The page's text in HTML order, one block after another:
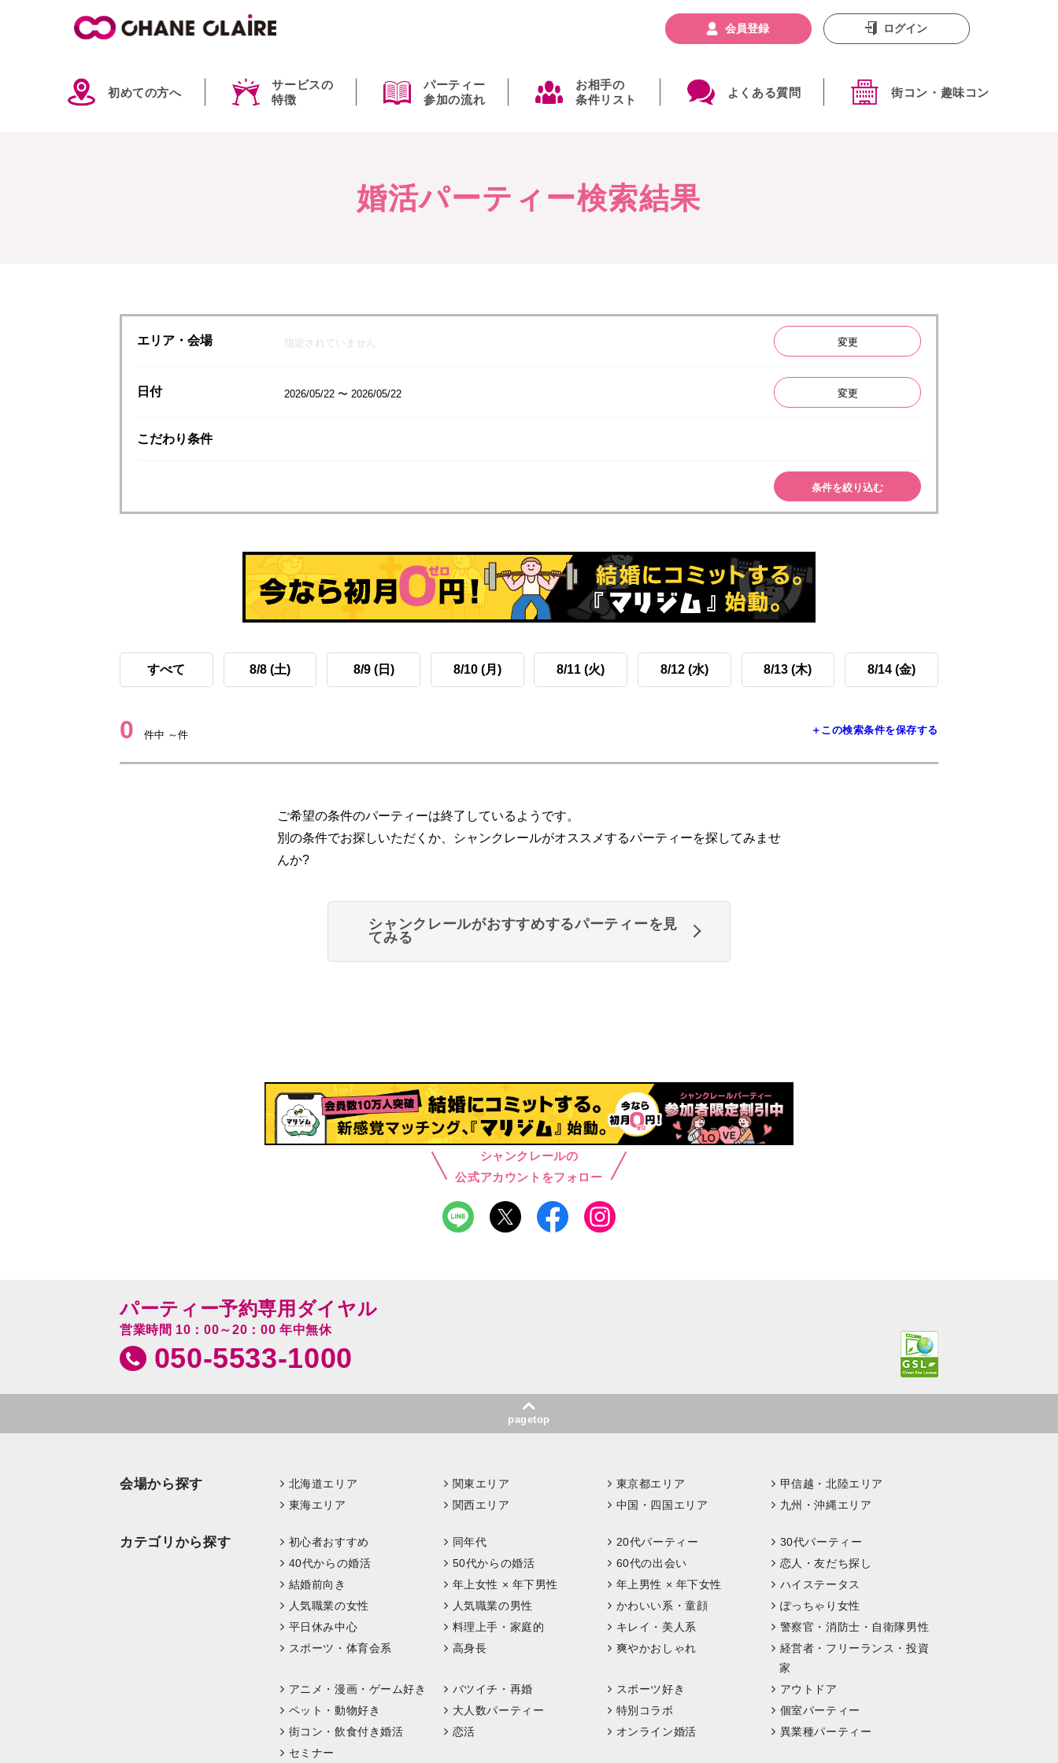
初めての方へ
サービスの
特徴
パーティー
参加の流れ
お相手の
条件リスト
よくある質問 街コン・趣味コン
会員登録 ログイン
婚活パーティー検索結果
エリア・会場 指定されていません 変更
日付 2026/05/22 〜 2026/05/22 変更
こだわり条件
条件を絞り込む
すべて 8/8 (土) 8/9 (日) 8/10 (月) 8/11 (火) 8/12 (水) 8/13 (木) 8/14 (金)
0 件中 ～件 ＋この検索条件を保存する
ご希望の条件のパーティーは終了しているようです。
別の条件でお探しいただくか、シャンクレールがオススメするパーティーを探してみませ
んか?
シャンクレールがおすすめするパーティーを見
てみる
シャンクレールの
公式アカウントをフォロー
パーティー予約専用ダイヤル
営業時間 10：00～20：00 年中無休
050-5533-1000
pagetop
会場から探す 北海道エリア 関東エリア 東京都エリア
甲信越・北陸エリア
東海エリア
関西エリア 中国・四国エリア 九州・沖縄エリア
カテゴリから探す 初心者おすすめ 同年代 20代パーティー
30代パーティー
40代からの婚活
50代からの婚活 60代の出会い
恋人・友だち探し
結婚前向き
年上女性 × 年下男性 年上男性 × 年下女性
ハイステータス
人気職業の女性
人気職業の男性 かわいい系・童顔
ぽっちゃり女性
平日休み中心
料理上手・家庭的 キレイ・美人系
警察官・消防士・自衛隊男性
スポーツ・体育会系
高身長 爽やかおしゃれ
経営者・フリーランス・投資
家
アニメ・漫画・ゲーム好き
バツイチ・再婚 スポーツ好き
アウトドア
ペット・動物好き
大人数パーティー 特別コラボ
個室パーティー
街コン・飲食付き婚活
恋活 オンライン婚活
異業種パーティー
セミナー